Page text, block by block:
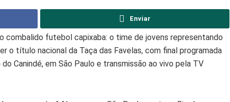
Enviar
combalido futebol capixaba: o time de jovens representando
o título nacional da Taça das Favelas, com final programada
Canindé, em São Paulo e transmissão ao vivo pela TV